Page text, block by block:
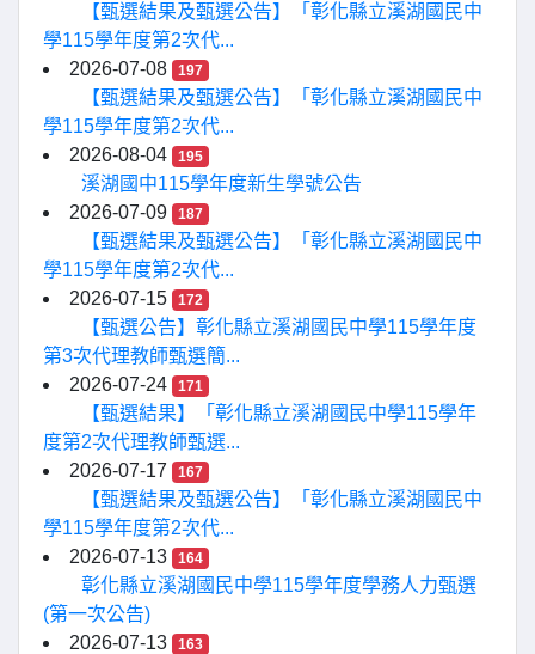
【甄選結果及甄選公告】「彰化縣立溪湖國民中
學115學年度第2次代...
2026-07-08
197
【甄選結果及甄選公告】「彰化縣立溪湖國民中
學115學年度第2次代...
2026-08-04
195
溪湖國中115學年度新生學號公告
2026-07-09
187
【甄選結果及甄選公告】「彰化縣立溪湖國民中
學115學年度第2次代...
2026-07-15
172
【甄選公告】彰化縣立溪湖國民中學115學年度
第3次代理教師甄選簡...
2026-07-24
171
【甄選結果】「彰化縣立溪湖國民中學115學年
度第2次代理教師甄選...
2026-07-17
167
【甄選結果及甄選公告】「彰化縣立溪湖國民中
學115學年度第2次代...
2026-07-13
164
彰化縣立溪湖國民中學115學年度學務人力甄選
(第一次公告)
2026-07-13
163